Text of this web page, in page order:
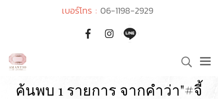
เบอร์โทร : 06-1198-2929
ค้นพบ 1 รายการ จากคำว่า"#จี้